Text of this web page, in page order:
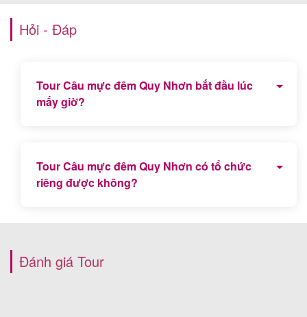
Hỏi - Đáp
Tour Câu mực đêm Quy Nhơn bắt đầu lúc
mấy giờ?
Tour Câu mực đêm Quy Nhơn có tổ chức
riêng được không?
Đánh giá Tour